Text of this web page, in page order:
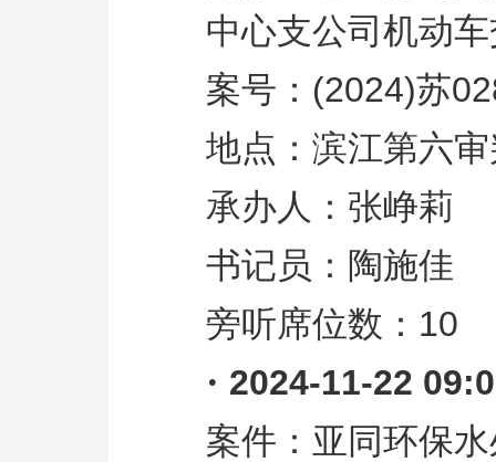
中心支公司机动
案号： (2024)苏
地点：滨江第六
承办人：张峥莉
书记员：陶施佳
旁听席位数： 10
· 2024-11-22
案件：亚同环保